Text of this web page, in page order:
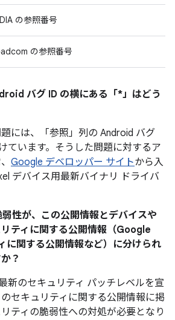
の参照番号
の参照番号
バグ ID の横にある「*」はどう
には、「参照」列の Android バグ
ています。そうした問題に対するア
Google デベロッパー サイトから入
デバイス用最新バイナリ ドライバ
性が、この公開情報とデバイスや
ティに関する公開情報（Google
に関する公開情報など）に分けられ
？
新のセキュリティ パッチレベルを宣
セキュリティに関する公開情報に掲
ティの脆弱性への対処が必要となり